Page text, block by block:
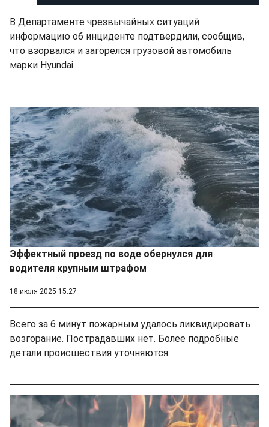
В Департаменте чрезвычайных ситуаций
информацию об инциденте подтвердили, сообщив,
что взорвался и загорелся грузовой автомобиль
марки Hyundai.
Эффектный проезд по воде обернулся для
водителя крупным штрафом
18 июля 2025 15:27
Всего за 6 минут пожарным удалось ликвидировать
возгорание. Пострадавших нет. Более подробные
детали происшествия уточняются.